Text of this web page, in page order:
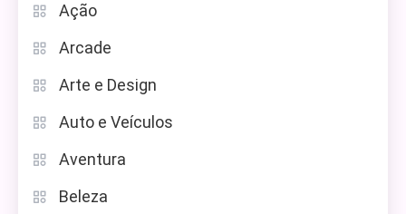
Ação
Arcade
Arte e Design
Auto e Veículos
Aventura
Beleza